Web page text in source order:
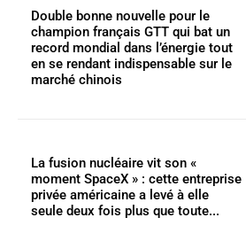
Double bonne nouvelle pour le
champion français GTT qui bat un
record mondial dans l’énergie tout
en se rendant indispensable sur le
marché chinois
La fusion nucléaire vit son «
moment SpaceX » : cette entreprise
privée américaine a levé à elle
seule deux fois plus que toute...